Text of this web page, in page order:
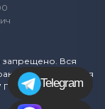
запрещено. Вся
и не является
ГК РФ)
Telegram